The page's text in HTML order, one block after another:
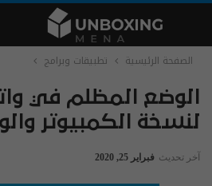
الصفحة الرئيسية تطبيقات وبرامج
الوضع المظلم في
لنسخة الكمبيوتر
آخر تحديث فبراير 25, 2020